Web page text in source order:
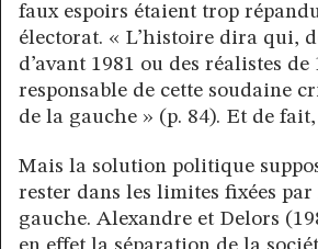
faux espoirs étaient trop
électorat. « L’histoire dira qui,
d’avant 1981 ou des réalistes de
responsable de cette soudaine
de la gauche » (p. 84). Et de
Mais la solution politique
rester dans les limites fixées
gauche. Alexandre et Delors